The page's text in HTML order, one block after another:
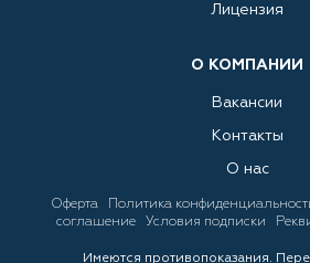
Лицензия
О КОМПАНИИ
Вакансии
Контакты
О нас
Оферта Политика
соглашение
Условия подписки
Имеются противопоказания.